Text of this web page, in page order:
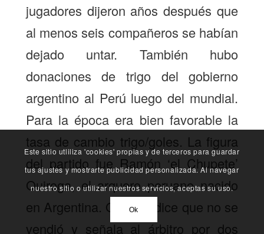
jugadores dijeron años después que
al menos seis compañeros se habían
dejado untar. También hubo
donaciones de trigo del gobierno
argentino al Perú luego del mundial.
Para la época era bien favorable la
tasa de cambio trigo/goles. La figura
del partido fue Ramón ‘el Chupete’
Quiroga, el arquero peruano nacido
en Argentina. Quiroga dice que no se
vendió y señala al árbitro por dos
Este sitio utliliza 'cookies' propias y de terceros para guardar
tus ajustes y mostrarte publicidad personalizada. Al navegar
nuestro sitio o utilizar nuestros servicios, aceptas su uso.
Ok